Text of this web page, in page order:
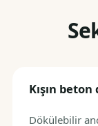
Kışın
Dökülebilir